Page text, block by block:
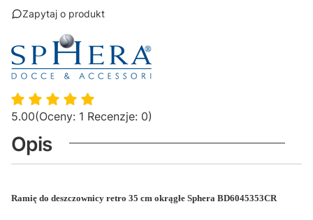
Zapytaj o produkt
5.00(Oceny: 1 Recenzje: 0)
Opis
Ramię do deszczownicy retro 35 cm okrągłe Sphera BD6045353CR